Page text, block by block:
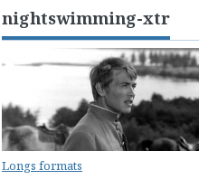
nightswimming-xtr
Longs formats